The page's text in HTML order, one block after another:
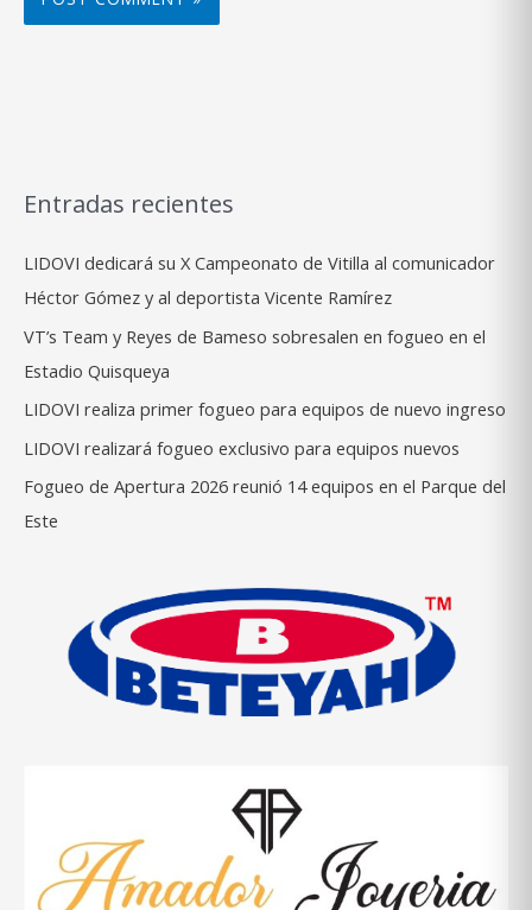
Entradas recientes
LIDOVI dedicará su X Campeonato de Vitilla al comunicador
Héctor Gómez y al deportista Vicente Ramírez
VT’s Team y Reyes de Bameso sobresalen en fogueo en el
Estadio Quisqueya
LIDOVI realiza primer fogueo para equipos de nuevo ingreso
LIDOVI realizará fogueo exclusivo para equipos nuevos
Fogueo de Apertura 2026 reunió 14 equipos en el Parque del
Este